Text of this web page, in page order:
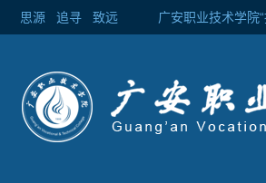
思源 追寻 致远 广安职业技术学院“接